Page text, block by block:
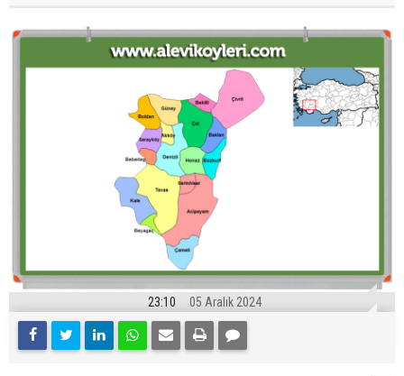
23:10 05 Aralık 2024